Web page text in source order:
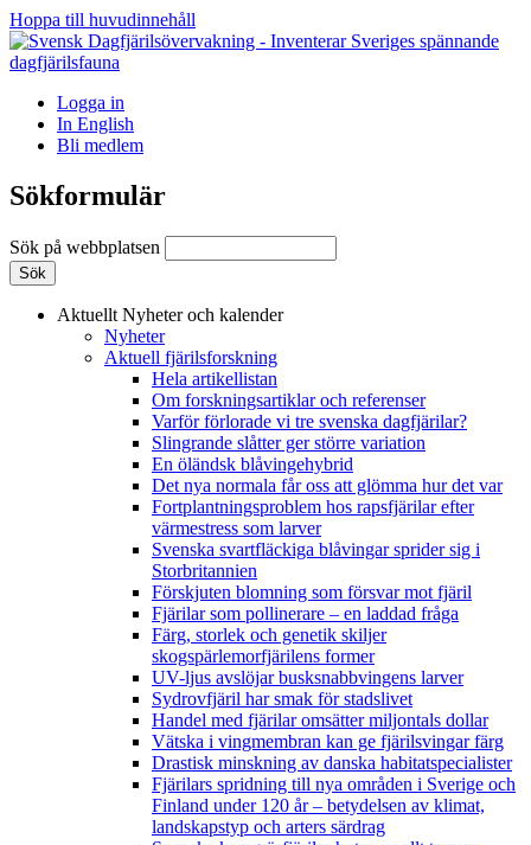
Hoppa till huvudinnehåll
Logga in
In English
Bli medlem
Sökformulär
Sök på webbplatsen
Aktuellt Nyheter och kalender
Nyheter
Aktuell fjärilsforskning
Hela artikellistan
Om forskningsartiklar och referenser
Varför förlorade vi tre svenska dagfjärilar?
Slingrande slåtter ger större variation
En öländsk blåvingehybrid
Det nya normala får oss att glömma hur det var
Fortplantningsproblem hos rapsfjärilar efter
värmestress som larver
Svenska svartfläckiga blåvingar sprider sig i
Storbritannien
Förskjuten blomning som försvar mot fjäril
Fjärilar som pollinerare – en laddad fråga
Färg, storlek och genetik skiljer
skogspärlemorfjärilens former
UV-ljus avslöjar busksnabbvingens larver
Sydrovfjäril har smak för stadslivet
Handel med fjärilar omsätter miljontals dollar
Vätska i vingmembran kan ge fjärilsvingar färg
Drastisk minskning av danska habitatspecialister
Fjärilars spridning till nya områden i Sverige och
Finland under 120 år– betydelsen av klimat,
landskapstyp och arters särdrag